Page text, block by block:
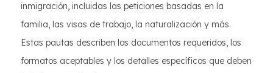
inmigración, incluidas las peticiones basadas en la
familia, las visas de trabajo, la naturalización y más.
Estas pautas describen los documentos requeridos, los
formatos aceptables y los detalles específicos que deben